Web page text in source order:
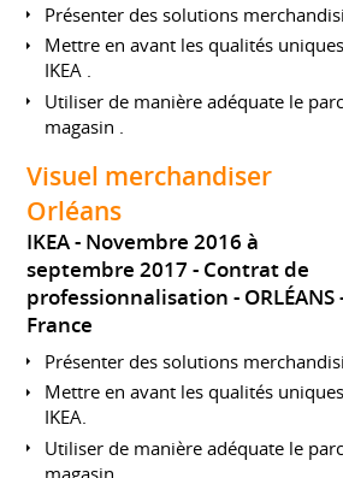
Présenter des solutions
Mettre en avant les qualités
IKEA .
Utiliser de manière adéquate le
magasin .
Visuel merchandiser
Orléans
IKEA
Novembre 2016 à
septembre 2017 Contrat de
professionnalisation
ORLÉANS
France
Présenter des solutions
Mettre en avant les qualités
IKEA.
Utiliser de manière adéquate le
magasin.